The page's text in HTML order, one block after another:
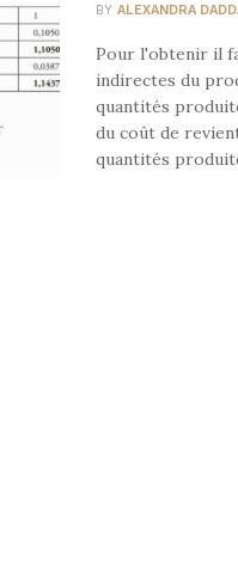
BY ALEXANDRA
Pour l'obtenir il
indirectes du
quantités
du coût de
quantités